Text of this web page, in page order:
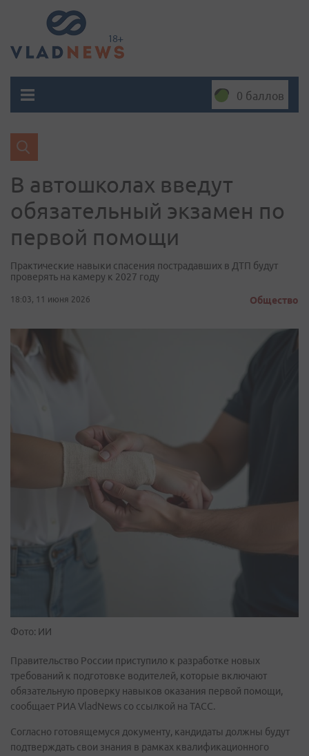
0 баллов
В автошколах введут
обязательный экзамен по
первой помощи
Практические навыки спасения пострадавших в ДТП будут
проверять на камеру к 2027 году
18:03, 11 июня 2026 Общество
Фото: ИИ
Правительство России приступило к разработке новых
требований к подготовке водителей, которые включают
обязательную проверку навыков оказания первой помощи,
сообщает РИА VladNews со ссылкой на ТАСС.
Согласно готовящемуся документу, кандидаты должны будут
подтверждать свои знания в рамках квалификационного